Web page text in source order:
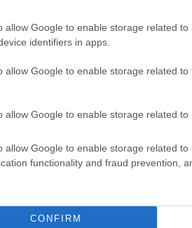
allow Google to enable storage related to
identifiers in apps.
allow Google to enable storage related
allow Google to enable storage related to
allow Google to enable storage related to
functionality and fraud prevention,
CONFIRM
να επικοινωνούν